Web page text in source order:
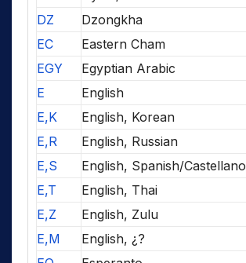
DZ
Dzongkha
EC
Eastern Cham
EGY
Egyptian Arabic
E
English
E,K
English, Korean
E,R
English, Russian
E,S
English, Spanish/Castellano
E,T
English, Thai
E,Z
English, Zulu
E,M
English, ¿?